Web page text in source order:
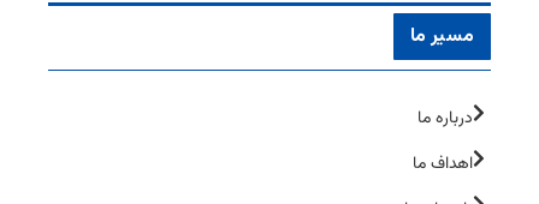
مسیر ما
درباره ما
اهداف ما